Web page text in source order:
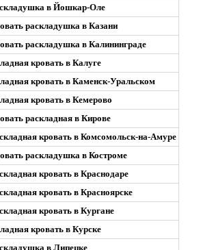
в Йошкар-Оле
раскладушка в Казани
раскладушка в Калининграде
кровать в Калуге
кровать в Каменск-Уральском
кровать в Кемерово
раскладная в Кирове
кровать в Комсомольск-на-Амуре
раскладушка в Костроме
кровать в Краснодаре
кровать в Красноярске
кровать в Кургане
кровать в Курске
в Липецке